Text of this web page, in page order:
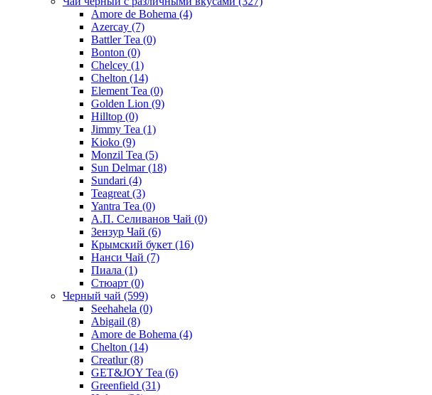
Amore de Bohema (4)
Azercay (7)
Battler Tea (0)
Bonton (0)
Chelcey (1)
Chelton (14)
Element Tea (0)
Golden Lion (9)
Hilltop (0)
Jimmy Tea (1)
Kioko (9)
Monzil Tea (5)
Sun Delmar(18)
Sundari (4)
Teagreat (3)
Yantra Tea (0)
А.П. Селиванов Чай (0)
Зензур Чай (6)
Крымский букет (16)
Нанси Чай (7)
Пиала (1)
Стюарт (0)
Черный чай (599)
Seehahela (0)
Abigail (8)
Amore de Bohema (4)
Chelton (14)
Creatlur(8)
GET&JOY Tea (6)
Greenfield (31)